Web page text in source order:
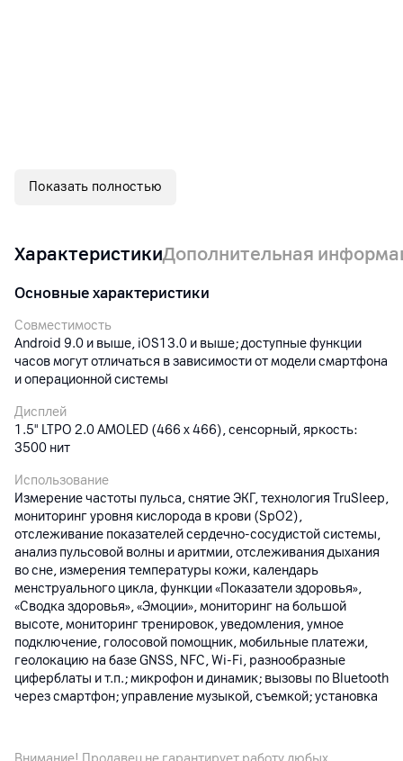
Показать полностью
ХарактеристикиДополнительная
Основные характеристики
Совместимость
Android 9.0 и выше, iOS13.0 и выше; доступные функции
часов могут отличаться в зависимости от модели смартфона
и операционной системы
Дисплей
1.5" LTPO 2.0 AMOLED (466 x 466), сенсорный, яркость:
3500 нит
Использование
Измерение частоты пульса, снятие ЭКГ, технология TruSleep,
мониторинг уровня кислорода в крови (SpO2),
отслеживание показателей сердечно-сосудистой системы,
анализ пульсовой волны и аритмии, отслеживания дыхания
во сне, измерения температуры кожи, календарь
менструального цикла, функции «Показатели здоровья»,
«Сводка здоровья», «Эмоции», мониторинг на большой
высоте, мониторинг тренировок, уведомления, умное
подключение, голосовой помощник, мобильные платежи,
геолокацию на базе GNSS, NFC, Wi-Fi, разнообразные
циферблаты и т.п.; микрофон и динамик; вызовы по Bluetooth
через смартфон; управление музыкой, съемкой; установка